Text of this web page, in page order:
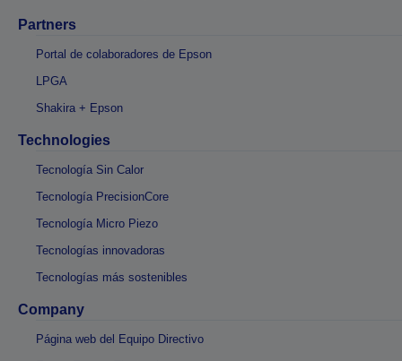
Partners
Portal de colaboradores de Epson
LPGA
Shakira + Epson
Technologies
Tecnología Sin Calor
Tecnología PrecisionCore
Tecnología Micro Piezo
Tecnologías innovadoras
Tecnologías más sostenibles
Company
Página web del Equipo Directivo